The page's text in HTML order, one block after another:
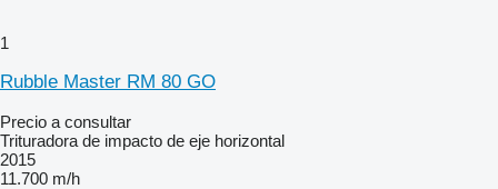
1
Rubble Master RM 80 GO
Precio a consultar
Trituradora de impacto de eje horizontal
2015
11.700 m/h